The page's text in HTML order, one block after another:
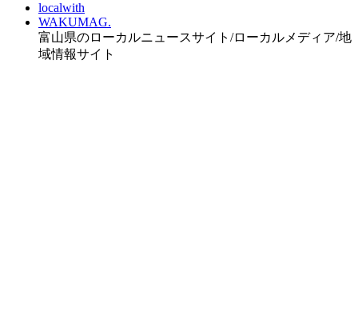
localwith
WAKUMAG.
富山県のローカルニュースサイト/ローカルメディア/地
域情報サイト